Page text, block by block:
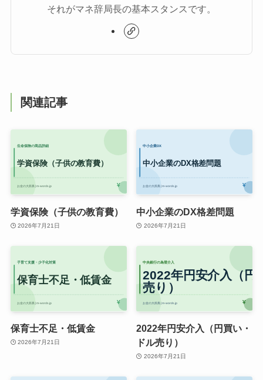
それがマネ辞局長の基本スタンスです。
関連記事
学資保険（子供の教育費）
2026年7月21日
中小企業のDX格差問題
2026年7月21日
保育士不足・低賃金
2026年7月21日
2022年円安介入（円買い・
ドル売り）
2026年7月21日